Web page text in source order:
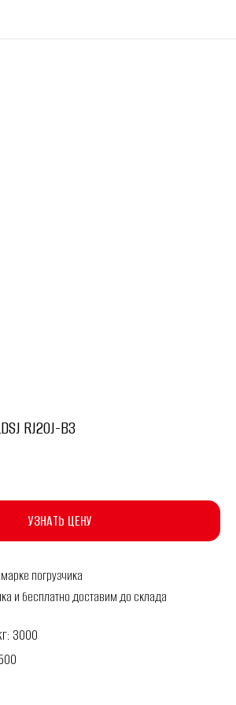
RJ20J-B3
УЗНАТЬ ЦЕНУ
погрузчика
и бесплатно доставим до склада
3000